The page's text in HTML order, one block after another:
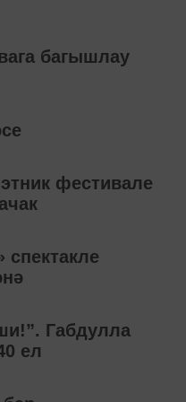
багышлау
фестивале
спектакле
Габдулла
ел